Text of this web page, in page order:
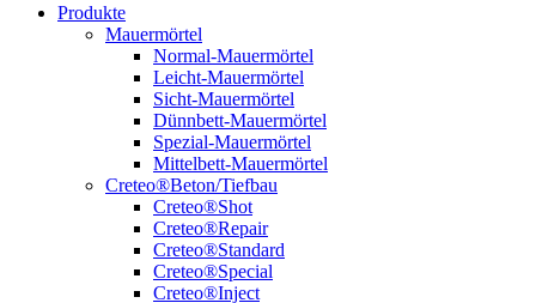
Produkte
Mauermörtel
Normal-Mauermörtel
Leicht-Mauermörtel
Sicht-Mauermörtel
Dünnbett-Mauermörtel
Spezial-Mauermörtel
Mittelbett-Mauermörtel
Creteo®Beton/Tiefbau
Creteo®Shot
Creteo®Repair
Creteo®Standard
Creteo®Special
Creteo®Inject